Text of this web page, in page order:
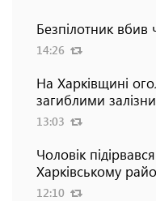
Безпілотник вбив
14:26
На Харківщині
загиблими
13:03
Чоловік
Харківському
12:10